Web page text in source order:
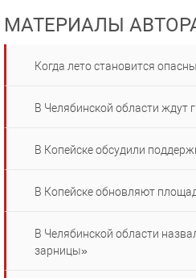
МАТЕРИАЛЫ
Когда лето становится
В Челябинской области ждут
В Копейске обсудили
В Копейске обновляют
В Челябинской области
зарницы»